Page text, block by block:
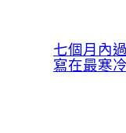
七個月內
寫在最寒